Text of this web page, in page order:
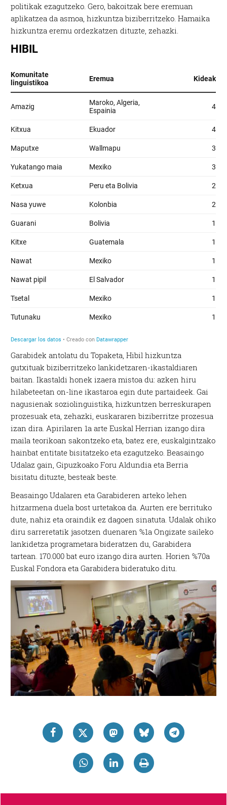
politikak ezagutzeko. Gero, bakoitzak bere eremuan
aplikatzea da asmoa, hizkuntza biziberritzeko. Hamaika
hizkuntza eremu ordezkatzen dituzte, zehazki.
Garabidek antolatu du Topaketa, Hibil hizkuntza
gutxituak biziberritzeko lankidetzaren-ikastaldiaren
baitan. Ikastaldi honek izaera mistoa du: azken hiru
hilabeteetan on-line ikastaroa egin dute partaideek. Gai
nagusienak soziolinguistika, hizkuntzen berreskurapen
prozesuak eta, zehazki, euskararen biziberritze prozesua
izan dira. Apirilaren 1a arte Euskal Herrian izango dira
maila teorikoan sakontzeko eta, batez ere, euskalgintzako
hainbat entitate bisitatzeko eta ezagutzeko. Beasaingo
Udalaz gain, Gipuzkoako Foru Aldundia eta Berria
bisitatu dituzte, besteak beste.
Beasaingo Udalaren eta Garabideren arteko lehen
hitzarmena duela bost urtetakoa da. Aurten ere berrituko
dute, nahiz eta oraindik ez dagoen sinatuta. Udalak ohiko
diru sarreretatik jasotzen duenaren %1a Ongizate saileko
lankidetza programetara bideratzen du, Garabidera
tartean. 170.000 bat euro izango dira aurten. Horien %70a
Euskal Fondora eta Garabidera bideratuko ditu.